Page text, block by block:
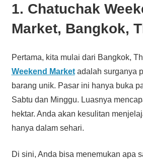
1. Chatuchak
Market, Bangkok,
Pertama, kita mulai dari Bangkok,
Weekend Marketadalah surganya
barang unik. Pasar ini hanya buka
Sabtu dan Minggu. Luasnya
hektar. Anda akan kesulitan
hanya dalam sehari.
Di sini, Anda bisa menemukan apa